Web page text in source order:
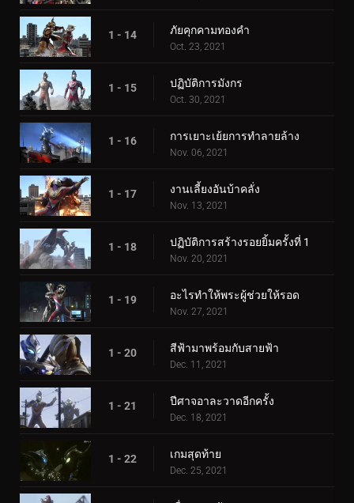
1 - 14 ภัยคุกคามทองคำ
Oct. 23, 2021
1 - 15 ปฏิบัติการมังกร
Oct. 30, 2021
1 - 16 การเยาะเย้ยการทำลายล้าง
Nov. 06, 2021
1 - 17 งานเลี้ยงอันบ้าคลั่ง
Nov. 13, 2021
1 - 18 ปฏิบัติการสร้างรอยยิ้มครั้งที่ 1
Nov. 20, 2021
1 - 19 อะไรทำให้พระผู้ช่วยให้รอด
Nov. 27, 2021
1 - 20 สีฟ้ามาพร้อมกับสายฟ้า
Dec. 11, 2021
1 - 21 ปีศาจอาละวาดอีกครั้ง
Dec. 18, 2021
1 - 22 เกมสุดท้าย
Dec. 25, 2021